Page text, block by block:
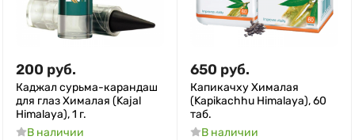
200 руб.
Каджал сурьма-карандаш
для глаз Хималая (Kajal
Himalaya), 1 г.
В наличии
650 руб.
Капикачху Хималая
(Kapikachhu Himalaya), 60
таб.
В наличии